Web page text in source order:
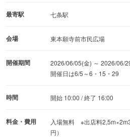
最寄駅 七条駅
会場 東本願寺前市民広場
開催期間
2026/06/05(金) ～ 2026/06/
開催日は6/5～6・15・29
時間 開始 10:00 / 終了 16:00
料金・費用
入場無料 ※出店料
円）